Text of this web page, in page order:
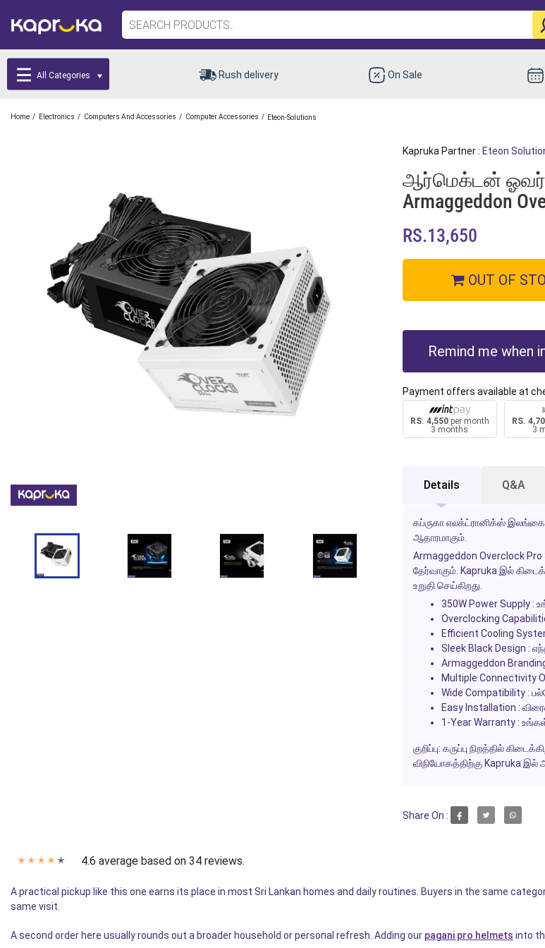
All Categories Rush delivery On Sale
Home / Electronics / Computers And Accessories / Computer Accessories / Eteon-Solutions
Kapruka Partner : Eteon
ஆர்மெக்டன்
Armaggeddon
RS.13,650
OUT
Remind me when
Payment offers available at
RS. 4,550per month
3 months
RS.
3
Details Q&A
கப்ருகா எலக்ட்ரானிக்ஸ்
ஆதாரமாகும்.
Armaggeddon Overclock
தேர்வாகும். Kapruka இல்
உறுதி செய்கிறது.
350W Power Supply :
Overclocking
Efficient Cooling
Sleek Black Design :
Armaggeddon
Multiple Connectivity
Wide Compatibility :
Easy Installation :
1-Year Warranty :
குறிப்பு: கருப்பு நிறத்தில்
விநியோகத்திற்கு Kapruka இல்
Share On :
✭ ✭ ✭ ✭ ✭ 4.6 average based on 34 reviews.
A practical pickup like this one earns its place in most Sri Lankan homes and daily routines. Buyers in the same
same visit.
A second order here usually rounds out a broader household or personal refresh. Adding our pagani pro helmets into